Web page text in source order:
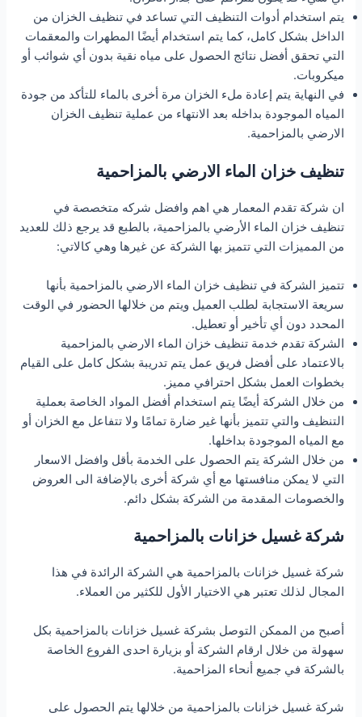
يتم استخدام أدوات التنظيف التي تساعد في تنظيف الخزان من
الداخل بشكل كامل، كما يتم استخدام أيضًا المطهرات والمعقمات
التي تحقق أفضل نتائج الحصول على مياه نقية بدون أي شوائب أو
ميكروبات.
في النهاية يتم إعادة ملء الخزان مرة أخرى بالماء للتأكد من جودة
المياه الموجودة بداخله بعد الانتهاء من عملية تنظيف الخزان
الارضي بالمزاحمية.
تنظيف خزان الماء الارضي بالمزاحمية
ان شركة تقدم المعمار هي اهم وافضل شركه متخصصة في
تنظيف خزان الماء الأرضي بالمزاحمية، بالطبع قد يرجع ذلك للعديد
من المميزات التي تتميز بها الشركة عن غيرها وهي كالاتي:
تتميز الشركة في تنظيف خزان الماء الارضي بالمزاحمية بأنها
سريعة الاستجابة لطلب العميل ويتم من خلالها الحضور في الوقت
المحدد دون أي تأخير أو تعطيل.
الشركة تقدم خدمة تنظيف خزان الماء الارضي بالمزاحمية
بالاعتماد على أفضل فريق عمل يتم تدريبة بشكل كامل على القيام
بخطوات العمل بشكل احترافي مميز.
من خلال الشركة أيضًا يتم استخدام أفضل المواد الخاصة بعملية
التنظيف والتي تتميز بأنها غير ضارة تمامًا ولا تتفاعل مع الخزان أو
مع المياه الموجودة بداخلها.
من خلال الشركة يتم الحصول على الخدمة بأقل وافضل الاسعار
التي لا يمكن منافستها مع أي شركة أخرى بالإضافة الى العروض
والخصومات المقدمة من الشركة بشكل دائم.
شركة غسيل خزانات بالمزاحمية
شركة غسيل خزانات بالمزاحمية هي الشركة الرائدة في هذا
المجال لذلك تعتبر هي الاختيار الأول للكثير من العملاء.
أصبح من الممكن التوصل بشركة غسيل خزانات بالمزاحمية بكل
سهولة من خلال ارقام الشركة أو بزيارة احدى الفروع الخاصة
بالشركة في جميع أنحاء المزاحمية.
شركة غسيل خزانات بالمزاحمية من خلالها يتم الحصول على